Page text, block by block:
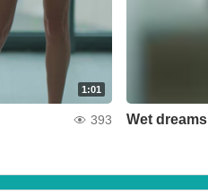
1:01
393 Wet dreams